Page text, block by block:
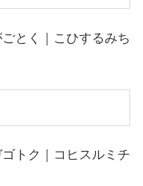
とく｜こひするみち
トク｜コヒスルミチ